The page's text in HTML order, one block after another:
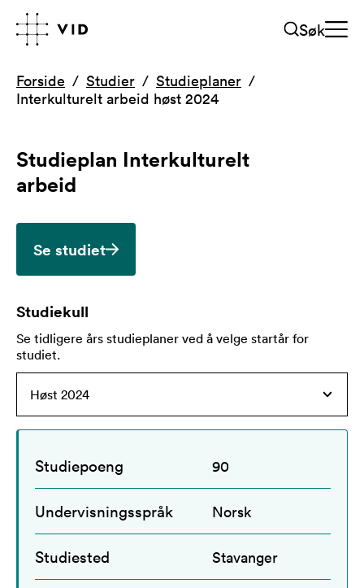
Søk
Forside Studier
Studieplaner
Interkulturelt arbeid høst 2024
Studieplan Interkulturelt
arbeid
Se studiet
Studiekull
Se tidligere års studieplaner ved å velge startår for
studiet.
Studiepoeng 90
Undervisningsspråk Norsk
Studiested Stavanger